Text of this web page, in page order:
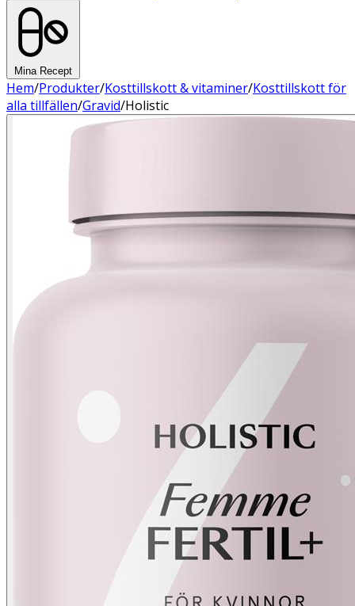
Mina Recept
Hem/Produkter/Kosttillskott & vitaminer/Kosttillskott för
alla tillfällen/Gravid/Holistic